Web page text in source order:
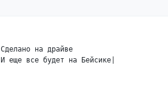
Сделано на драйве
И еще все будет на Бейсике